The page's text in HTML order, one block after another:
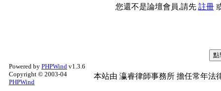
您還不是論壇會員,請先 註冊
Powered by PHPWind v1.3.6
Copyright © 2003-04
PHPWind
本站由 瀛睿律師事務所 擔任常年法